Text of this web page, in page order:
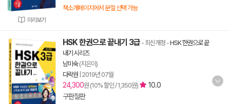
미리보기
책소개페이지에서 분철 선택 가능
HSK 한권으로 끝내기 3급 - 최신개정 -HSK 한권으로 끝
내기 시리즈
남미숙(지은이)
다락원 2019년 07월
24,300원 (10% 할인 / 1,350원)
10.0
구판절판